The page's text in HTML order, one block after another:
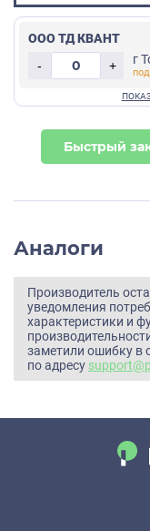
ООО ТД КВАНТ
-
+ г
Быстрый
Аналоги
Производитель
уведомления
характеристики и
заметили ошибку в
по адресу